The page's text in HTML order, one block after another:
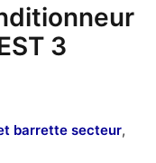
3
barrette secteur,